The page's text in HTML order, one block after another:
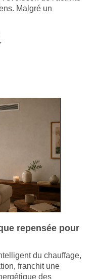
de l'activité
Malgré un
repensée pour
du chauffage,
franchit une